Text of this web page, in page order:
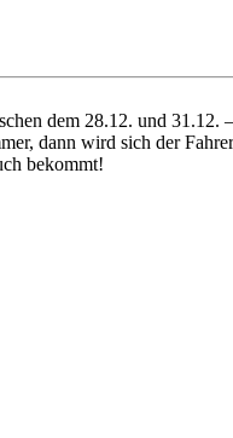
dem 28.12. und
dann wird sich der
bekommt!